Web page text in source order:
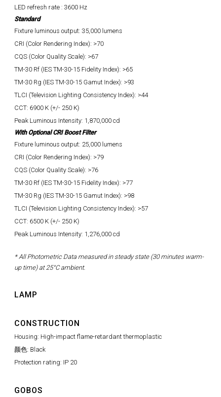
LED refresh rate : 3600 Hz
Standard
Fixture luminous output: 35,000 lumens
CRI (Color Rendering Index): >70
CQS (Color Quality Scale): >67
TM-30 Rf (IES TM-30-15 Fidelity Index): >65
TM-30 Rg (IES TM-30-15 Gamut Index): >93
TLCI (Television Lighting Consistency Index): >44
CCT: 6900 K (+/- 250 K)
Peak Luminous Intensity: 1,870,000 cd
With Optional CRI Boost Filter
Fixture luminous output: 25,000 lumens
CRI (Color Rendering Index): >79
CQS (Color Quality Scale): >76
TM-30 Rf (IES TM-30-15 Fidelity Index): >77
TM-30 Rg (IES TM-30-15 Gamut Index): >98
TLCI (Television Lighting Consistency Index): >57
CCT: 6500 K (+/- 250 K)
Peak Luminous Intensity: 1,276,000 cd
* All Photometric Data measured in steady state (30 minutes warm-
up time) at 25°C ambient.
LAMP
CONSTRUCTION
Housing: High-impact flame-retardant thermoplastic
颜色: Black
Protection rating: IP 20
GOBOS